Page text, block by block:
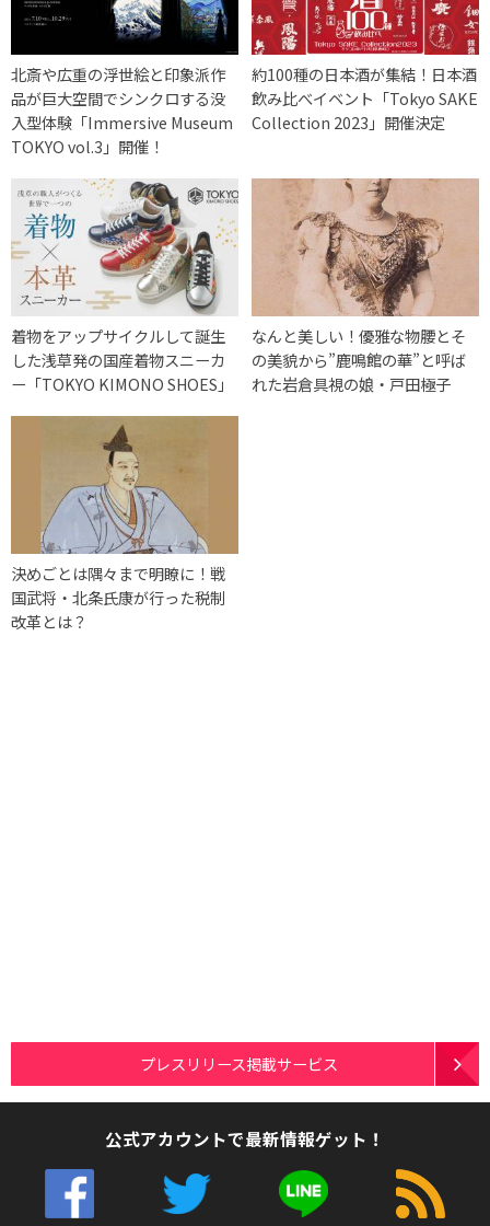
北斎や広重の浮世絵と印象派作
品が巨大空間でシンクロする没
入型体験「Immersive Museum
TOKYO vol.3」開催！
約100種の日本酒が集結！日本酒
飲み比べイベント「Tokyo SAKE
Collection 2023」開催決定
着物をアップサイクルして誕生
した浅草発の国産着物スニーカ
ー「TOKYO KIMONO SHOES」
なんと美しい！優雅な物腰とそ
の美貌から”鹿鳴館の華”と呼ば
れた岩倉具視の娘・戸田極子
決めごとは隅々まで明瞭に！戦
国武将・北条氏康が行った税制
改革とは？
プレスリリース掲載サービス
公式アカウントで最新情報ゲット！